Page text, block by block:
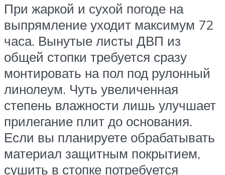
При жаркой и сухой погоде на
выпрямление уходит максимум 72
часа. Вынутые листы ДВП из
общей стопки требуется сразу
монтировать на пол под рулонный
линолеум. Чуть увеличенная
степень влажности лишь улучшает
прилегание плит до основания.
Если вы планируете обрабатывать
материал защитным покрытием,
сушить в стопке потребуется